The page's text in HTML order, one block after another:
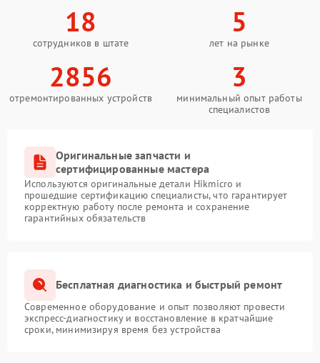
18
сотрудников в штате
5
лет на рынке
2856
отремонтированных устройств
3
минимальный опыт работы
специалистов
Оригинальные запчасти и
сертифицированные мастера
Используются оригинальные детали Hikmicro и
прошедшие сертификацию специалисты, что гарантирует
корректную работу после ремонта и сохранение
гарантийных обязательств
Бесплатная диагностика и быстрый ремонт
Современное оборудование и опыт позволяют провести
экспресс-диагностику и восстановление в кратчайшие
сроки, минимизируя время без устройства